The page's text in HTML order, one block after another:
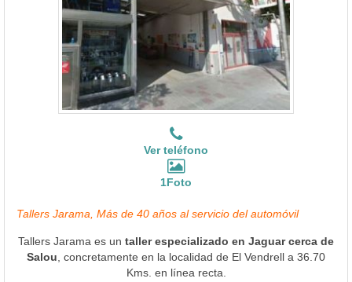
Ver teléfono
1Foto
Tallers Jarama, Más de 40 años al servicio del automóvil
Tallers Jarama es un taller especializado en Jaguar cerca de
Salou , concretamente en la localidad de El Vendrell a 36.70
Kms. en línea recta.